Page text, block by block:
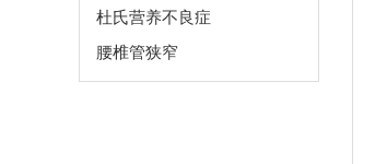
杜氏营养不良症
腰椎管狭窄